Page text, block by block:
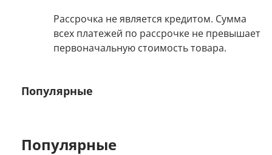
Рассрочка не является кредитом. Сумма
всех платежей по рассрочке не превышает
первоначальную стоимость товара.
Популярные
Популярные